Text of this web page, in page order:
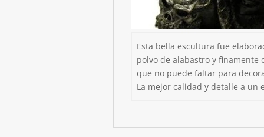
Esta bella escultura fue
polvo de alabastro y finamente
que no puede faltar para
La mejor calidad y detalle a un